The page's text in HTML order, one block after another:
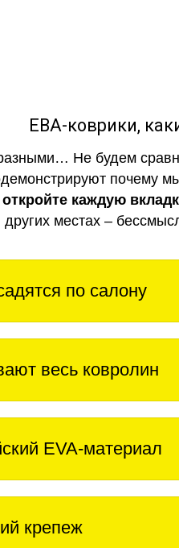
ЕВА-коврики,
Не будем
почему
каждую
других местах –
по салону
весь ковролин
EVA-материал
крепеж